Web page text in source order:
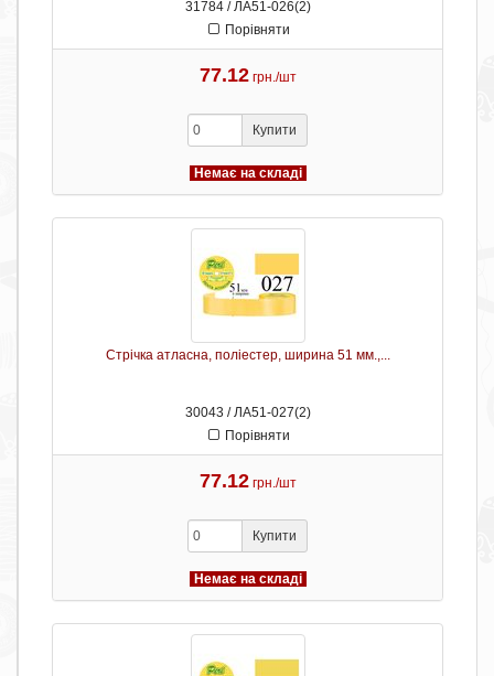
31784 / ЛА51-026(2)
Порівняти
77.12 грн./шт
Купити
Немає на складі
Стрічка атласна, поліестер, ширина 51 мм.,...
30043 / ЛА51-027(2)
Порівняти
77.12 грн./шт
Купити
Немає на складі